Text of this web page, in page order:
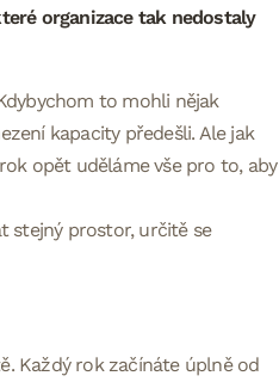
organizace tak nedostaly
to mohli nějak
kapacity předešli. Ale jak
opět uděláme vše pro to, aby
stejný prostor, určitě se
Každý rok začínáte úplně od